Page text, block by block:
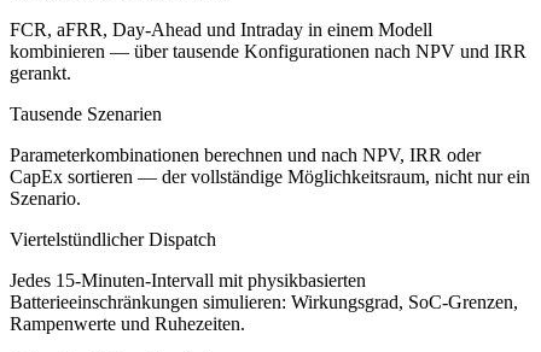
FCR, aFRR, Day-Ahead und Intraday in einem Modell
kombinieren — über tausende Konfigurationen nach NPV und IRR
gerankt.
Tausende Szenarien
Parameterkombinationen berechnen und nach NPV, IRR oder
CapEx sortieren — der vollständige Möglichkeitsraum, nicht nur ein
Szenario.
Viertelstündlicher Dispatch
Jedes 15-Minuten-Intervall mit physikbasierten
Batterieeinschränkungen simulieren: Wirkungsgrad, SoC-Grenzen,
Rampenwerte und Ruhezeiten.